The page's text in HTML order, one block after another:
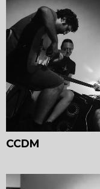
CCDM